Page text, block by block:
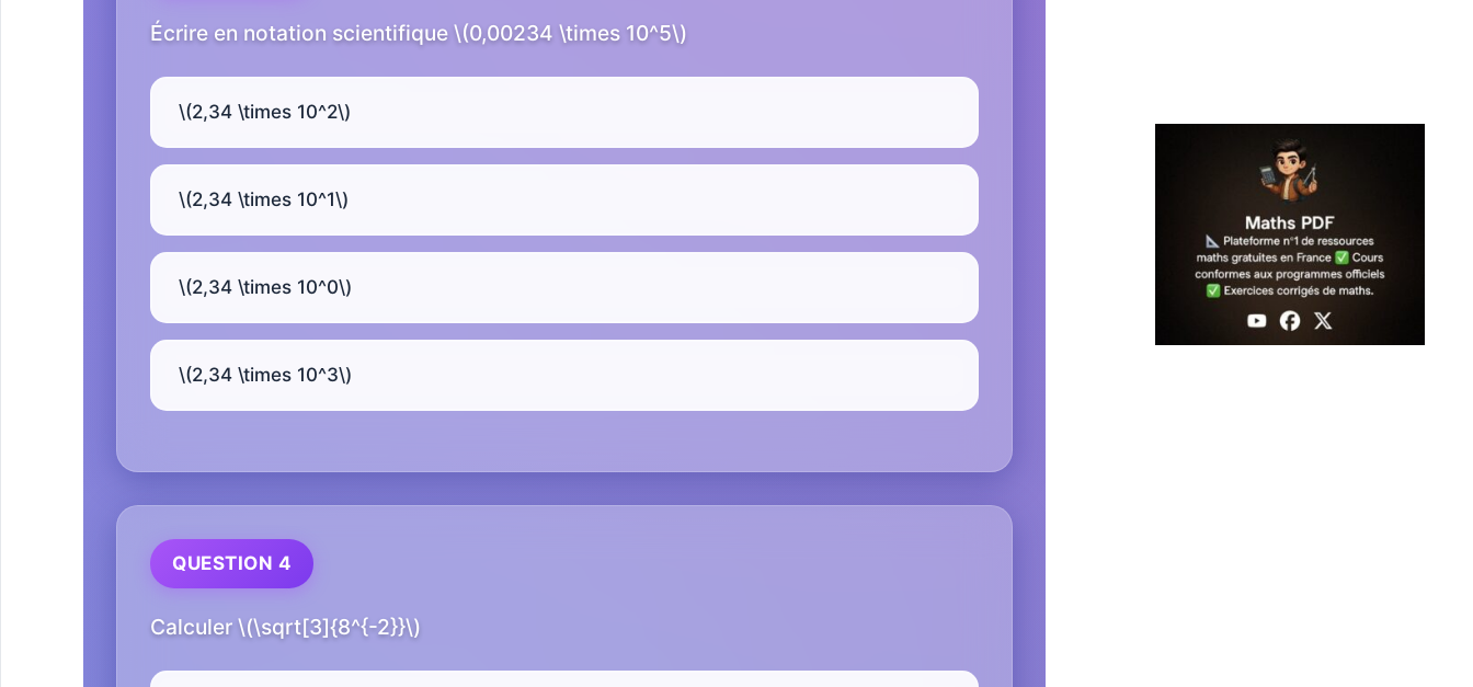
Écrire en notation scientifique \(0,00234 \times 10^5\)
\(2,34 \times 10^2\)
\(2,34 \times 10^1\)
\(2,34 \times 10^0\)
\(2,34 \times 10^3\)
QUESTION 4
Calculer \(\sqrt[3]{8^{-2}}\)